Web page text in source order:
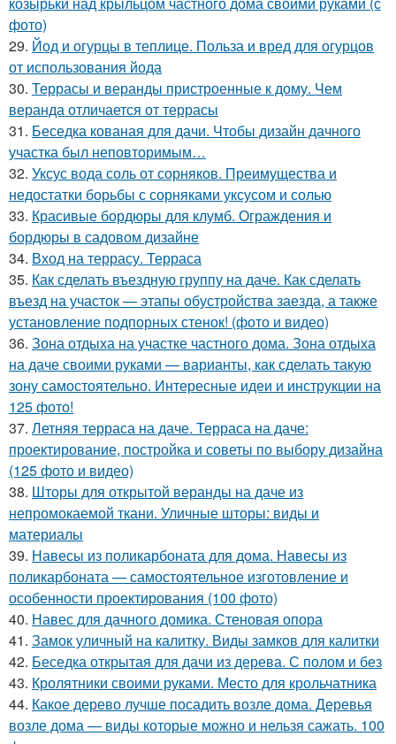
фото)
29. Йод и огурцы в теплице. Польза и вред для огурцов
от использования йода
30. Террасы и веранды пристроенные к дому. Чем
веранда отличается от террасы
31. Беседка кованая для дачи. Чтобы дизайн дачного
участка был неповторимым…
32. Уксус вода соль от сорняков. Преимущества и
недостатки борьбы с сорняками уксусом и солью
33. Красивые бордюры для клумб. Ограждения и
бордюры в садовом дизайне
34. Вход на террасу. Терраса
35. Как сделать въездную группу на даче. Как сделать
въезд на участок — этапы обустройства заезда, а также
установление подпорных стенок! (фото и видео)
36. Зона отдыха на участке частного дома. Зона отдыха
на даче своими руками — варианты, как сделать такую
зону самостоятельно. Интересные идеи и инструкции на
125 фото!
37. Летняя терраса на даче. Терраса на даче:
проектирование, постройка и советы по выбору дизайна
(125 фото и видео)
38. Шторы для открытой веранды на даче из
непромокаемой ткани. Уличные шторы: виды и
материалы
39. Навесы из поликарбоната для дома. Навесы из
поликарбоната — самостоятельное изготовление и
особенности проектирования (100 фото)
40. Навес для дачного домика. Стеновая опора
41. Замок уличный на калитку. Виды замков для калитки
42. Беседка открытая для дачи из дерева. С полом и без
43. Кролятники своими руками. Место для крольчатника
44. Какое дерево лучше посадить возле дома. Деревья
возле дома — виды которые можно и нельзя сажать. 100